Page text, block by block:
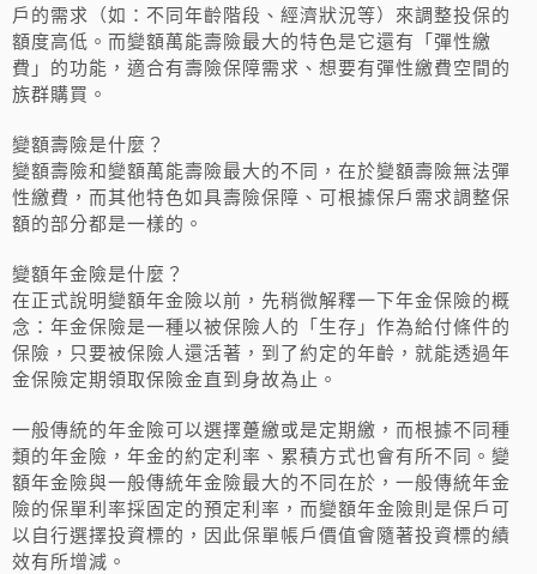
戶的需求（如：不同年齡階段、經濟狀況等）來調整投保的
額度高低。而變額萬能壽險最大的特色是它還有「彈性繳
費」的功能，適合有壽險保障需求、想要有彈性繳費空間的
族群購買。
變額壽險是什麼？
變額壽險和變額萬能壽險最大的不同，在於變額壽險無法彈
性繳費，而其他特色如具壽險保障、可根據保戶需求調整保
額的部分都是一樣的。
變額年金險是什麼？
在正式說明變額年金險以前，先稍微解釋一下年金保險的概
念：年金保險是一種以被保險人的「生存」作為給付條件的
保險，只要被保險人還活著，到了約定的年齡，就能透過年
金保險定期領取保險金直到身故為止。
一般傳統的年金險可以選擇躉繳或是定期繳，而根據不同種
類的年金險，年金的約定利率、累積方式也會有所不同。變
額年金險與一般傳統年金險最大的不同在於，一般傳統年金
險的保單利率採固定的預定利率，而變額年金險則是保戶可
以自行選擇投資標的，因此保單帳戶價值會隨著投資標的績
效有所增減。